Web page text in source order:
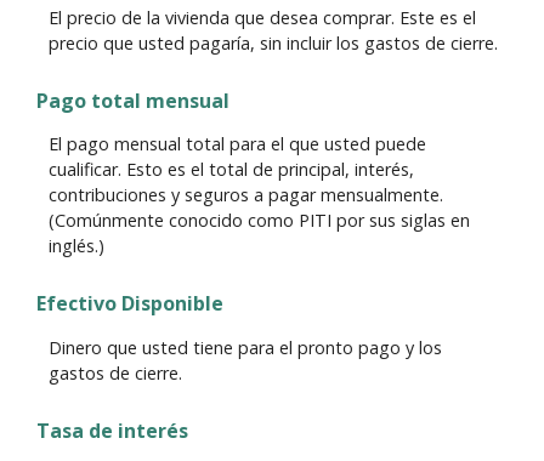
El precio de la vivienda que desea comprar. Este es el
precio que usted pagaría, sin incluir los gastos de cierre.
Pago total mensual
El pago mensual total para el que usted puede
cualificar. Esto es el total de principal, interés,
contribuciones y seguros a pagar mensualmente.
(Comúnmente conocido como PITI por sus siglas en
inglés.)
Efectivo Disponible
Dinero que usted tiene para el pronto pago y los
gastos de cierre.
Tasa de interés